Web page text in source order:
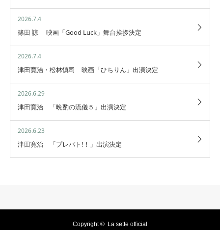
2026.7.4
篠田 諒 映画「Good Luck」舞台挨拶決定
2026.7.4
津田寛治・松林慎司 映画「ひちりん」出演決定
2026.6.29
津田寛治 「晩酌の流儀５」出演決定
2026.6.23
津田寛治 「プレバト!！」出演決定
Copyright © La sette official